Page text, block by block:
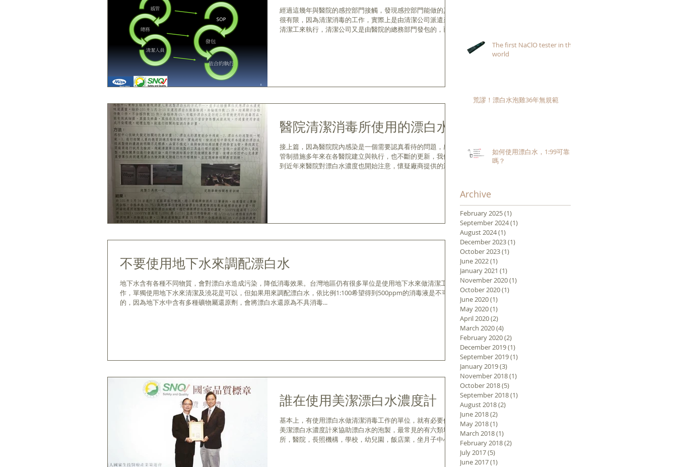
經過這幾年與醫院的感控部門接觸，發現感控部門能做的真的
很有限，因為清潔消毒的工作，實際上是由清潔公司派遣來的
清潔工來執行，清潔公司又是由醫院的總務部門發包的，而基
醫院清潔消毒所使用的漂白水
接上篇，因為醫院院內感染是一個需要認真看待的問題，感染
管制措施多年來在各醫院建立與執行，也不斷的更新，我們看
到近年來醫院對漂白水濃度也開始注意，懷疑廠商提供的濃度
不要使用地下水來調配漂白水
地下水含有各種不同物質，會對漂白水造成污染，降低消毒效果。台灣地區仍有很多單位是使用地下水來做清潔工
作，單獨使用地下水來清潔及澆花是可以，但如果用來調配漂白水，依比例1:100希望得到500ppm的消毒液是不可能
的，因為地下水中含有多種礦物屬還原劑，會將漂白水還原為不具消毒...
誰在使用美潔漂白水濃度計
基本上，有使用漂白水做清潔消毒工作的單位，就有必要使用
美潔漂白水濃度計來協助漂白水的泡製，最常見的有六類場
所，醫院，長照機構，學校，幼兒園，飯店業，坐月子中心。
The first NaClO tester in the
world
荒謬！漂白水泡雞36年無規範
如何使用漂白水，1:99可靠
嗎？
Archive
February 2025(1)
September 2024(1)
August 2024(1)
December 2023(1)
October 2023(1)
June 2022(1)
January 2021 (1)
November 2020(1)
October 2020(1)
June 2020(1)
May 2020(1)
April 2020(2)
March 2020(4)
February 2020(2)
December 2019(1)
September 2019(1)
January 2019(3)
November 2018(1)
October 2018(5)
September 2018(1)
August 2018(2)
June 2018(2)
May 2018(1)
March 2018(1)
February 2018(2)
July 2017(5)
June 2017(1)